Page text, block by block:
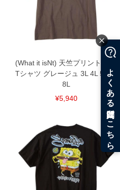
(What it isNt) 天竺プリント 半袖
Tシャツ グレージュ 3L 4L 5L 6L
8L
¥5,940